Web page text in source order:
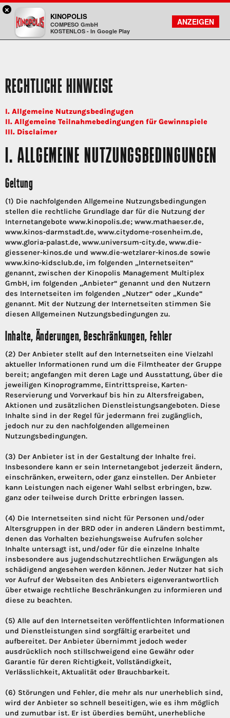
Kinopolis
FILMSUCHE
KONTO
RECHTLICHE HINWEISE
I. Allgemeine Nutzungsbedingugen
II. Allgemeine Teilnahmebedingungen für Gewinnspiele
III. Disclaimer
I. ALLGEMEINE NUTZUNGSBEDINGUNGEN
Geltung
(1) Die nachfolgenden Allgemeine Nutzungsbedingungen
stellen die rechtliche Grundlage dar für die Nutzung der
Internetangebote www.kinopolis.de; www.mathaeser.de,
www.kinos-darmstadt.de, www.citydome-rosenheim.de,
www.gloria-palast.de, www.universum-city.de, www.die-
giessener-kinos.de und www.die-wetzlarer-kinos.de sowie
www.kino-kidsclub.de, im folgenden „Internetseiten“
genannt, zwischen der Kinopolis Management Multiplex
GmbH, im folgenden „Anbieter“ genannt und den Nutzern
des Internetseiten im folgenden „Nutzer“ oder „Kunde“
genannt. Mit der Nutzung der Internetseiten stimmen Sie
diesen Allgemeinen Nutzungsbedingungen zu.
Inhalte, Änderungen, Beschränkungen, Fehler
(2) Der Anbieter stellt auf den Internetseiten eine Vielzahl
aktueller Informationen rund um die Filmtheater der Gruppe
bereit; angefangen mit deren Lage und Ausstattung, über die
jeweiligen Kinoprogramme, Eintrittspreise, Karten-
Reservierung und Vorverkauf bis hin zu Altersfreigaben,
Aktionen und zusätzlichen Dienstleistungsangeboten. Diese
Inhalte sind in der Regel für jedermann frei zugänglich,
jedoch nur zu den nachfolgenden allgemeinen
Nutzungsbedingungen.
(3) Der Anbieter ist in der Gestaltung der Inhalte frei.
Insbesondere kann er sein Internetangebot jederzeit ändern,
einschränken, erweitern, oder ganz einstellen. Der Anbieter
kann Leistungen nach eigener Wahl selbst erbringen, bzw.
ganz oder teilweise durch Dritte erbringen lassen.
(4) Die Internetseiten sind nicht für Personen und/oder
Altersgruppen in der BRD oder in anderen Ländern bestimmt,
denen das Vorhalten beziehungsweise Aufrufen solcher
Inhalte untersagt ist, und/oder für die einzelne Inhalte
insbesondere aus jugendschutzrechtlichen Erwägungen als
schädigend angesehen werden können. Jeder Nutzer hat sich
vor Aufruf der Webseiten des Anbieters eigenverantwortlich
über etwaige rechtliche Beschränkungen zu informieren und
diese zu beachten.
(5) Alle auf den Internetseiten veröffentlichten Informationen
und Dienstleistungen sind sorgfältig erarbeitet und
aufbereitet. Der Anbieter übernimmt jedoch weder
ausdrücklich noch stillschweigend eine Gewähr oder
Garantie für deren Richtigkeit, Vollständigkeit,
Verlässlichkeit, Aktualität oder Brauchbarkeit.
(6) Störungen und Fehler, die mehr als nur unerheblich sind,
wird der Anbieter so schnell beseitigen, wie es ihm möglich
und zumutbar ist. Er ist überdies bemüht, unerhebliche
×
KINOPOLIS
COMPESO GmbH
KOSTENLOS - In Google Play
ANZEIGEN